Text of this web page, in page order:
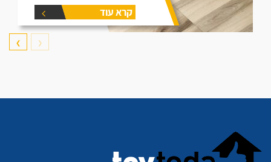
קרא עוד
❮
❯